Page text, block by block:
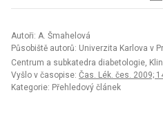
Autoři: A. Šmahelová
Působiště autorů: Univerzita Karlova v
Centrum a subkatedra diabetologie,
Vyšlo v časopise: Čas. Lék. čes. 2009;
Kategorie: Přehledový článek